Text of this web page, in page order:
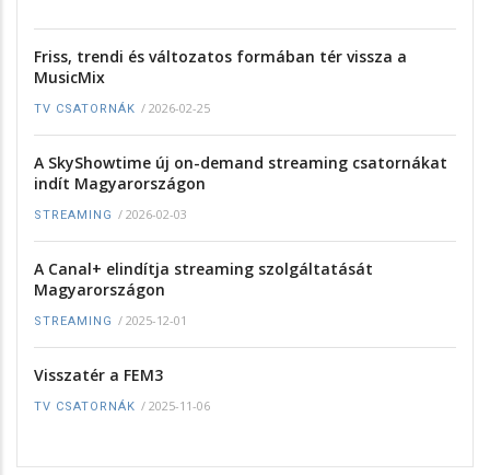
Friss, trendi és változatos formában tér vissza a
MusicMix
TV CSATORNÁK / 2026-02-25
A SkyShowtime új on-demand streaming csatornákat
indít Magyarországon
STREAMING / 2026-02-03
A Canal+ elindítja streaming szolgáltatását
Magyarországon
STREAMING / 2025-12-01
Visszatér a FEM3
TV CSATORNÁK / 2025-11-06